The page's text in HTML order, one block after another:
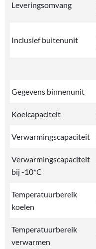
Leveringsomvang
Inclusief buitenunit
Gegevens binnenunit
Koelcapaciteit
Verwarmingscapaciteit
Verwarmingscapaciteit
bij -10*C
Temperatuurbereik
koelen
Temperatuurbereik
verwarmen